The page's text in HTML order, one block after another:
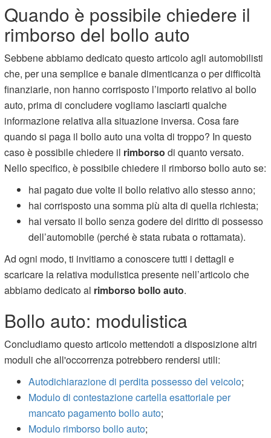
Quando è possibile chiedere il
rimborso del bollo auto
Sebbene abbiamo dedicato questo articolo agli automobilisti
che, per una semplice e banale dimenticanza o per difficoltà
finanziarie, non hanno corrisposto l’importo relativo al bollo
auto, prima di concludere vogliamo lasciarti qualche
informazione relativa alla situazione inversa. Cosa fare
quando si paga il bollo auto una volta di troppo? In questo
caso è possibile chiedere il rimborso di quanto versato.
Nello specifico, è possibile chiedere il rimborso bollo auto se:
hai pagato due volte il bollo relativo allo stesso anno;
hai corrisposto una somma più alta di quella richiesta;
hai versato il bollo senza godere del diritto di possesso
dell’automobile (perché è stata rubata o rottamata).
Ad ogni modo, ti invitiamo a conoscere tutti i dettagli e
scaricare la relativa modulistica presente nell’articolo che
abbiamo dedicato al rimborso bollo auto.
Bollo auto: modulistica
Concludiamo questo articolo mettendoti a disposizione altri
moduli che all'occorrenza potrebbero rendersi utili:
Autodichiarazione di perdita possesso del veicolo;
Modulo di contestazione cartella esattoriale per
mancato pagamento bollo auto;
Modulo rimborso bollo auto;